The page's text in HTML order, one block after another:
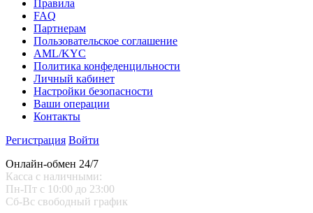
Правила
FAQ
Партнерам
Пользовательское соглашение
AML/KYC
Политика конфеденцильности
Личный кабинет
Настройки безопасности
Ваши операции
Контакты
Регистрация Войти
Онлайн-обмен 24/7
Касса с наличными:
Пн-Пт с 10:00 до 23:00
Сб-Вс свободный график